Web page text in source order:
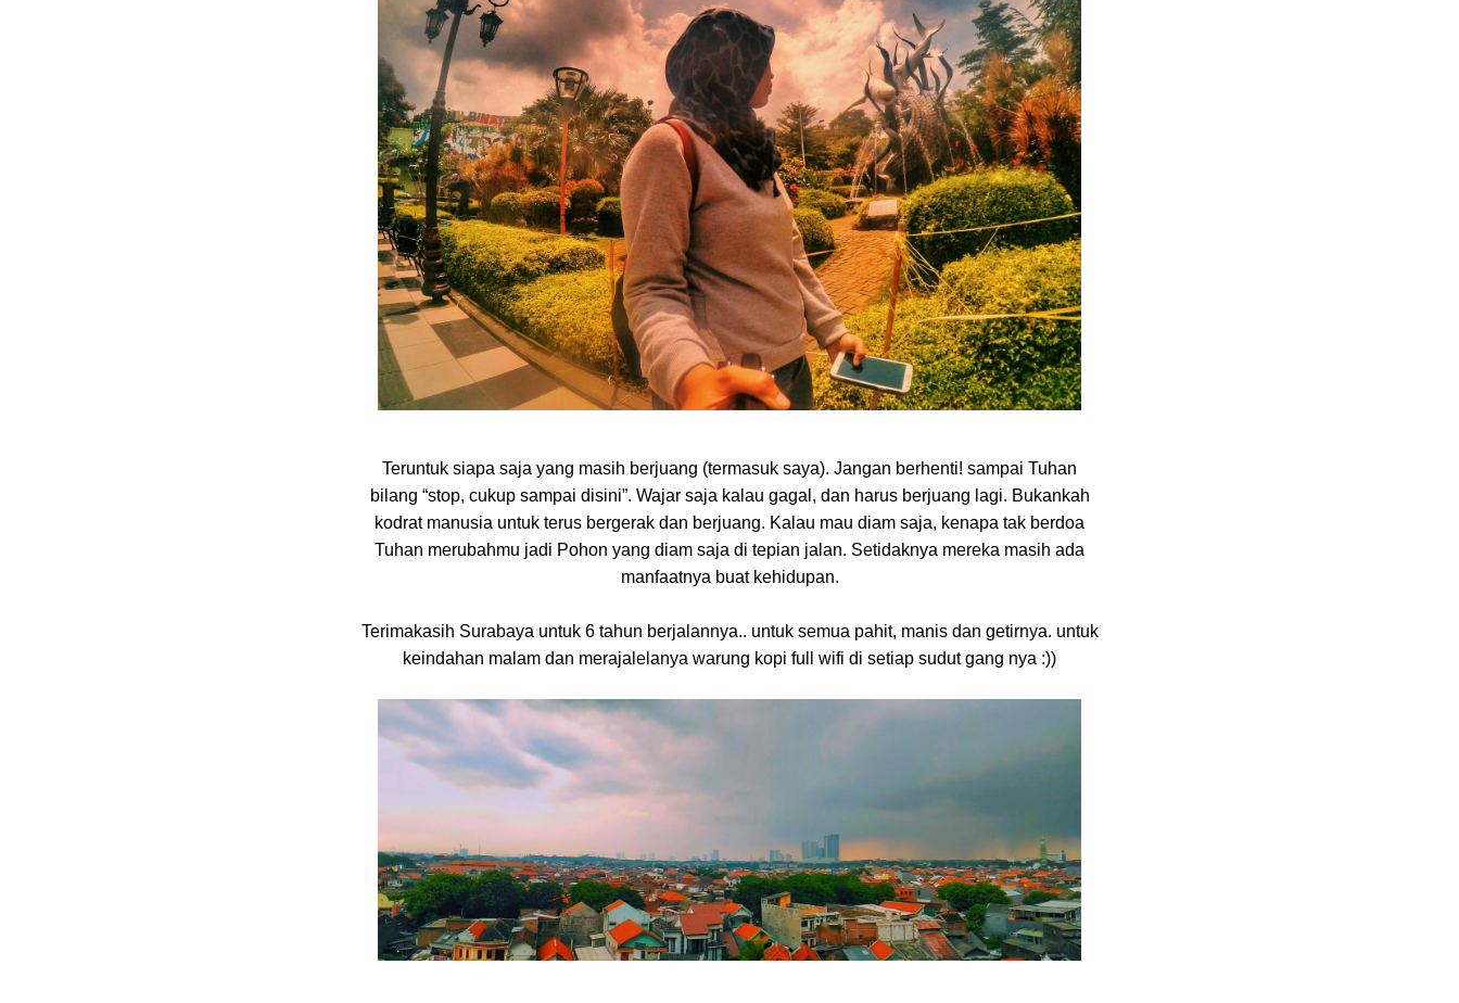
Teruntuk siapa saja yang masih berjuang (termasuk saya). Jangan berhenti! sampai Tuhan
bilang “stop, cukup sampai disini”. Wajar saja kalau gagal, dan harus berjuang lagi. Bukankah
kodrat manusia untuk terus bergerak dan berjuang. Kalau mau diam saja, kenapa tak berdoa
Tuhan merubahmu jadi Pohon yang diam saja di tepian jalan. Setidaknya mereka masih ada
manfaatnya buat kehidupan.
Terimakasih Surabaya untuk 6 tahun berjalannya.. untuk semua pahit, manis dan getirnya. untuk
keindahan malam dan merajalelanya warung kopi full wifi di setiap sudut gang nya :))